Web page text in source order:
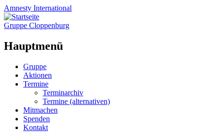
Amnesty International
Gruppe Cloppenburg
Hauptmenü
Zum
Inhalt
springen
Gruppe
Aktionen
Termine
Terminarchiv
Termine (alternativen)
Mitmachen
Spenden
Kontakt